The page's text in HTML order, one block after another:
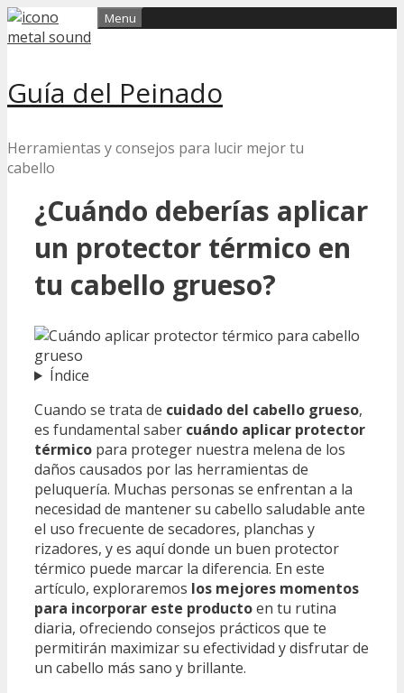
Skip
to
Guía del Peinado
Herramientas y consejos para lucir mejor tu
cabello
Menu
¿Cuándo deberías aplicar
un protector térmico en
tu cabello grueso?
Índice
Cuando se trata de cuidado del cabello grueso,
es fundamental saber cuándo aplicar protector
térmico para proteger nuestra melena de los
daños causados por las herramientas de
peluquería. Muchas personas se enfrentan a la
necesidad de mantener su cabello saludable ante
el uso frecuente de secadores, planchas y
rizadores, y es aquí donde un buen protector
térmico puede marcar la diferencia. En este
artículo, exploraremos los mejores momentos
para incorporar este productoen tu rutina
diaria, ofreciendo consejos prácticos que te
permitirán maximizar su efectividad y disfrutar de
un cabello más sano y brillante.